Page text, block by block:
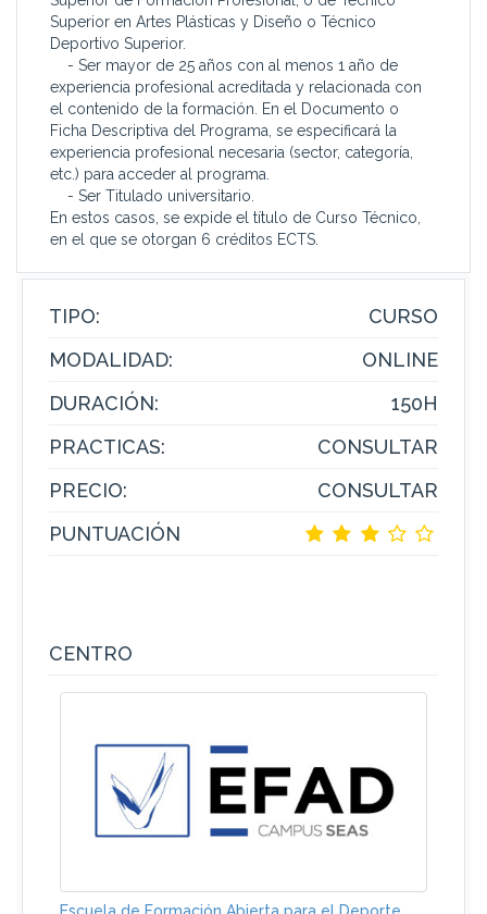
Superior en Artes Plásticas y Diseño o Técnico
Deportivo Superior.
- Ser mayor de 25 años con al menos 1 año de
experiencia profesional acreditada y relacionada con
el contenido de la formación. En el Documento o
Ficha Descriptiva del Programa, se especificará la
experiencia profesional necesaria (sector, categoría,
etc.) para acceder al programa.
- Ser Titulado universitario.
En estos casos, se expide el título de Curso Técnico,
en el que se otorgan 6 créditos ECTS.
TIPO:
CURSO
MODALIDAD:
ONLINE
DURACIÓN:
150H
PRACTICAS:
CONSULTAR
PRECIO:
CONSULTAR
PUNTUACIÓN
CENTRO
Escuela de Formación Abierta para el Deporte